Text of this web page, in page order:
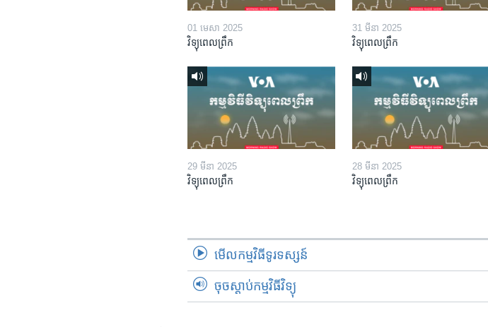
01 មេសា 2025
វិទ្យុពេលព្រឹក
31 មីនា 2025
វិទ្យុពេលព្រឹក
29 មីនា 2025
វិទ្យុពេលព្រឹក
28 មីនា 2025
វិទ្យុពេលព្រឹក
មើល​កម្មវិធី​ទូរទស្សន៍
ចុចស្តាប់កម្មវិធីវិទ្យុ